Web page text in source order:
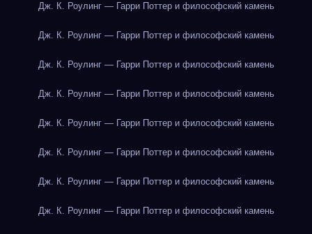
Дж. К. Роулинг — Гарри Поттер и философский камень
Дж. К. Роулинг — Гарри Поттер и философский камень
Дж. К. Роулинг — Гарри Поттер и философский камень
Дж. К. Роулинг — Гарри Поттер и философский камень
Дж. К. Роулинг — Гарри Поттер и философский камень
Дж. К. Роулинг — Гарри Поттер и философский камень
Дж. К. Роулинг — Гарри Поттер и философский камень
Дж. К. Роулинг — Гарри Поттер и философский камень